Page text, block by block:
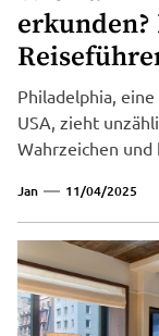
Philadelphia,
USA, zieht
Wahrzeichen
Jan 11/04/2025